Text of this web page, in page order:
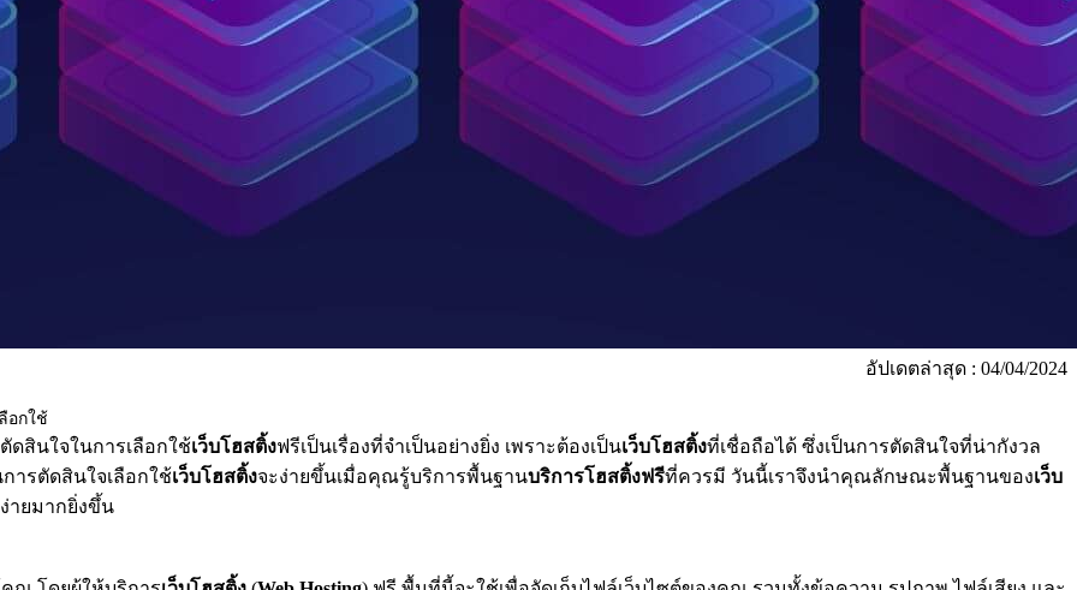
อัปเดตล่าสุด : 04/04/2024
อกใช้
ดสินใจในการเลือกใช้เว็บโฮสติ้งฟรีเป็นเรื่องที่จำเป็นอย่างยิ่ง เพราะต้องเป็นเว็บโฮสติ้งที่เชื่อถือได้ ซึ่งเป็นการตัดสินใจที่น่ากังวล
ารตัดสินใจเลือกใช้เว็บโฮสติ้งจะง่ายขึ้นเมื่อคุณรู้บริการพื้นฐานบริการโฮสติ้งฟรีที่ควรมี วันนี้เราจึงนำคุณลักษณะพื้นฐานของเว็บ
ายมากยิ่งขึ้น